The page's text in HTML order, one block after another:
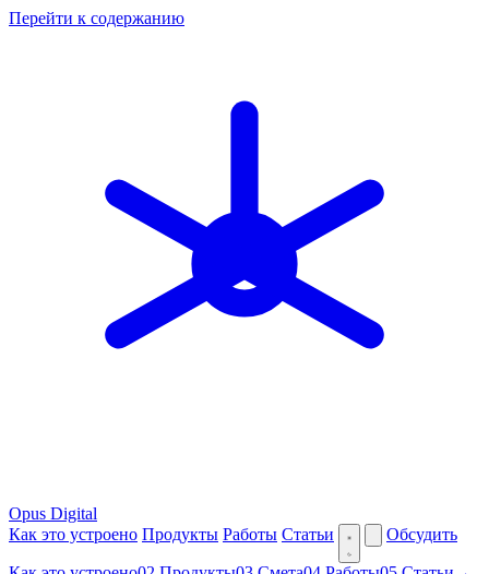
Перейти к содержанию
Opus Digital
Как это устроено Продукты Работы Статьи Обсудить